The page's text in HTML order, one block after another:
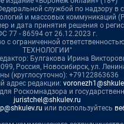
службой по надзору в
и массовых коммуникаций
и дата принятия решения о
77 - 86594 от 26.12.2023 г.
с ограниченной
ТЕХНОЛОГИИ"
Булгакова Ирина
Россия, Новосибирск, ул.
(круглосуточно): +79122863636
адрес редакции:
Роскомнадзора и
juristchel@shkulev.ru
или воспользуйтесь